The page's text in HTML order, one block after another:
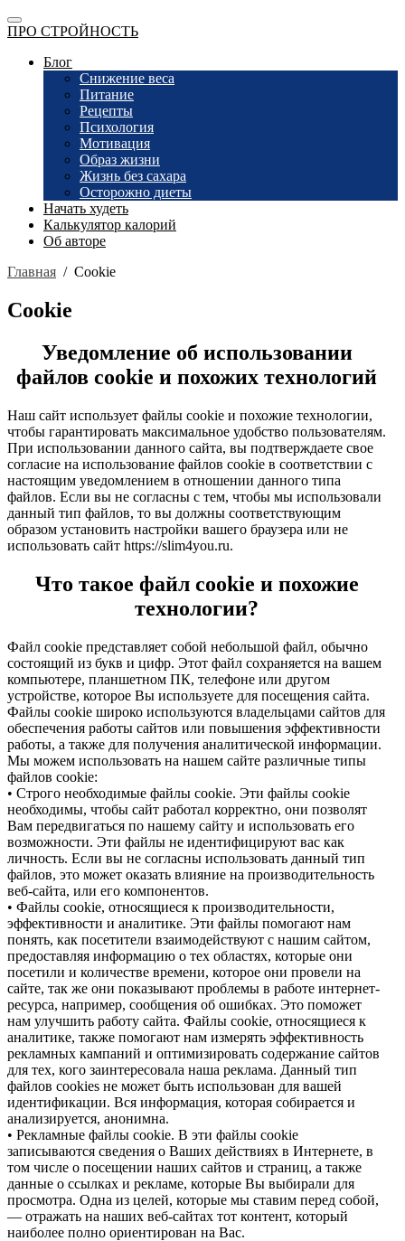
ПРО СТРОЙНОСТЬ
Блог
Снижение веса
Питание
Рецепты
Психология
Мотивация
Образ жизни
Жизнь без сахара
Осторожно диеты
Начать худеть
Калькулятор калорий
Об авторе
Главная / Сookie
Сookie
Уведомление об использовании
файлов cookie и похожих технологий
Наш сайт использует файлы cookie и похожие технологии,
чтобы гарантировать максимальное удобство пользователям.
При использовании данного сайта, вы подтверждаете свое
согласие на использование файлов cookie в соответствии с
настоящим уведомлением в отношении данного типа
файлов. Если вы не согласны с тем, чтобы мы использовали
данный тип файлов, то вы должны соответствующим
образом установить настройки вашего браузера или не
использовать сайт https://slim4you.ru.
Что такое файл cookie и похожие
технологии?
Файл cookie представляет собой небольшой файл, обычно
состоящий из букв и цифр. Этот файл сохраняется на вашем
компьютере, планшетном ПК, телефоне или другом
устройстве, которое Вы используете для посещения сайта.
Файлы cookie широко используются владельцами сайтов для
обеспечения работы сайтов или повышения эффективности
работы, а также для получения аналитической информации.
Мы можем использовать на нашем сайте различные типы
файлов cookie:
• Строго необходимые файлы cookie. Эти файлы cookie
необходимы, чтобы сайт работал корректно, они позволят
Вам передвигаться по нашему сайту и использовать его
возможности. Эти файлы не идентифицируют вас как
личность. Если вы не согласны использовать данный тип
файлов, это может оказать влияние на производительность
веб-сайта, или его компонентов.
• Файлы cookie, относящиеся к производительности,
эффективности и аналитике. Эти файлы помогают нам
понять, как посетители взаимодействуют с нашим сайтом,
предоставляя информацию о тех областях, которые они
посетили и количестве времени, которое они провели на
сайте, так же они показывают проблемы в работе интернет-
ресурса, например, сообщения об ошибках. Это поможет
нам улучшить работу сайта. Файлы cookie, относящиеся к
аналитике, также помогают нам измерять эффективность
рекламных кампаний и оптимизировать содержание сайтов
для тех, кого заинтересовала наша реклама. Данный тип
файлов cookies не может быть использован для вашей
идентификации. Вся информация, которая собирается и
анализируется, анонимна.
• Рекламные файлы cookie. В эти файлы cookie
записываются сведения о Ваших действиях в Интернете, в
том числе о посещении наших сайтов и страниц, а также
данные о ссылках и рекламе, которые Вы выбирали для
просмотра. Одна из целей, которые мы ставим перед собой,
— отражать на наших веб-сайтах тот контент, который
наиболее полно ориентирован на Вас.